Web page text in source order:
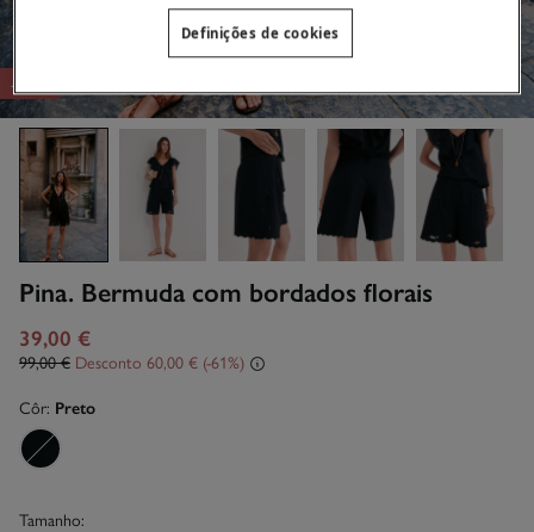
-61%
Pina. Bermuda com bordados florais
39,00 €
99,00 € Desconto 60,00 € 61
Côr: Preto
Tamanho:
Definições de cookies